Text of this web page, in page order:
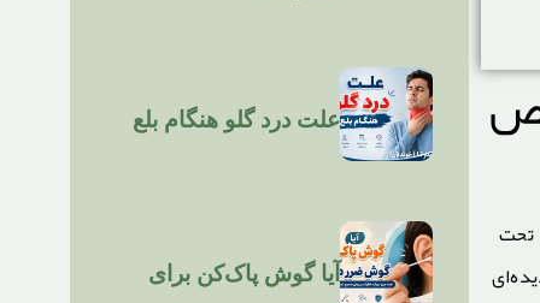
تحت
علت درد گلو هنگام بلع
آیا گوش پاک‌کن برای